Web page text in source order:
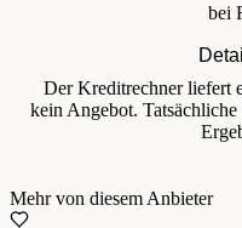
bei
Der Kreditrechner liefert
kein Angebot.
Mehr von diesem Anbieter